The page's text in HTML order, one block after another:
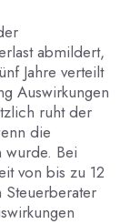
abmildert,
Jahre verteilt
Auswirkungen
ruht der
die
wurde. Bei
von bis zu 12